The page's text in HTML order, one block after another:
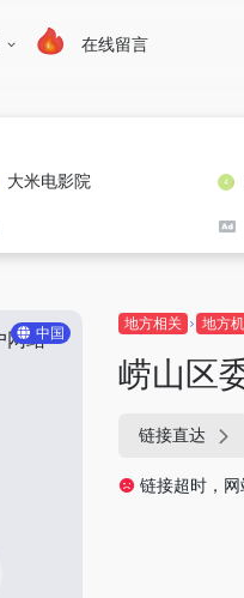
在线留言
大米电影院
中国
地方相关 地方
崂山区
链接直达
链接超时，